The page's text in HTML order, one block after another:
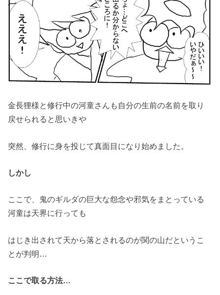
金長狸様と修行中の河童さんも自分の生前の名前を取り
戻せられると思いきや
突然、修行に身を投じて真面目になり始めました。
しかし
ここで、鬼のギルダの巨大な怨念や邪気をまとっている
河童は天界に行っても
はじき出されて天から落とされるのが関の山だというこ
とが判明…
ここで取る方法…